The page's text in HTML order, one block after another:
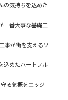
の気持ちを込めた
一番大事な基礎工
事が街を支えるソ
込めたハートフル
る気概をエッジ